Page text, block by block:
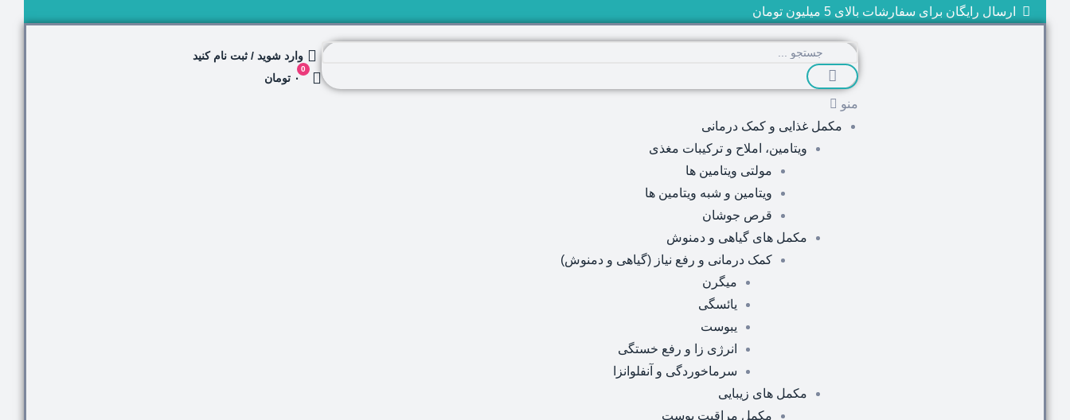
ارسال رایگان برای سفارشات بالای 5 میلیون تومان
وارد شوید / ثبت نام کنید
0
۰ تومان
منو
مکمل غذایی و کمک درمانی
ویتامین، املاح و ترکیبات مغذی
مولتی ویتامین ها
ویتامین و شبه ویتامین ها
قرص جوشان
مکمل های گیاهی و دمنوش
کمک درمانی و رفع نیاز (گیاهی و دمنوش)
میگرن
یائسگی
یبوست
انرژی زا و رفع خستگی
سرماخوردگی و آنفلوانزا
مکمل های زیبایی
مکمل مراقبت پوست